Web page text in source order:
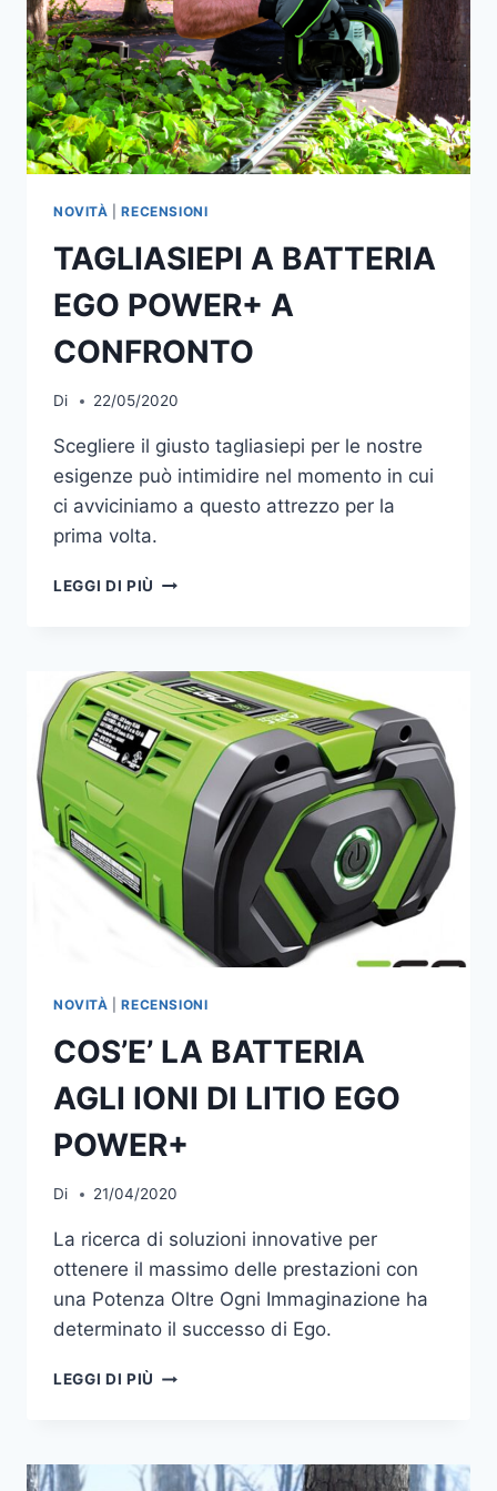
NOVITÀ |RECENSIONI
TAGLIASIEPI A BATTERIA
EGO POWER+ A
CONFRONTO
Di 22/05/2020
Scegliere il giusto tagliasiepi per le nostre
esigenze può intimidire nel momento in cui
ci avviciniamo a questo attrezzo per la
prima volta.
LEGGI DI PIÙ TAGLIASIEPI
POWER+
A
CONFRONTO
NOVITÀ |RECENSIONI
COS’E’ LA BATTERIA
AGLI IONI DI LITIO EGO
POWER+
Di 21/04/2020
La ricerca di soluzioni innovative per
ottenere il massimo delle prestazioni con
una Potenza Oltre Ogni Immaginazione ha
determinato il successo di Ego.
LEGGI DI PIÙ COS’E’
IONI